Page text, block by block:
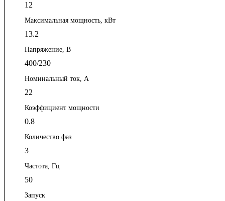
12
Максимальная мощность, кВт
13.2
Напряжение, В
400/230
Номинальный ток, А
22
Коэффициент мощности
0.8
Количество фаз
3
Частота, Гц
50
Запуск